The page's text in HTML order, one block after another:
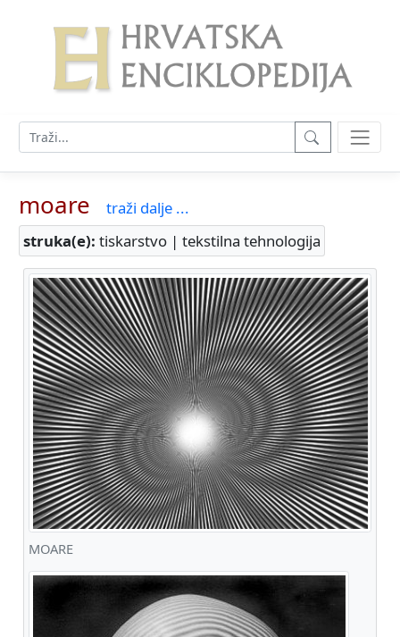
moare
traži dalje ...
struka(e): tiskarstvo | tekstilna tehnologija
MOARE